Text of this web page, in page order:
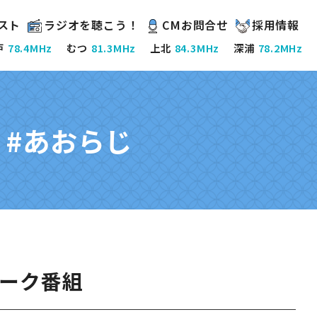
ト ラジオを聴こう！ CMお問合せ 採用情報
78.4MHz むつ 81.3MHz 上北 84.3MHz 深浦 78.2MHz
あおらじ
ク番組